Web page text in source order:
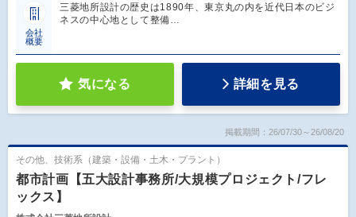
会社
概要
三菱地所設計の歴史は1890年、東京丸の内を近代日本のビジ
ネスの中心地として整備…
気になる 詳細を見る
掲載期間：26/07/30～26/08/20
その他、技術系（建築・設備・土木・プラント）
都市計画【五大設計事務所/大規模プロジェクト/フレ
ックス】